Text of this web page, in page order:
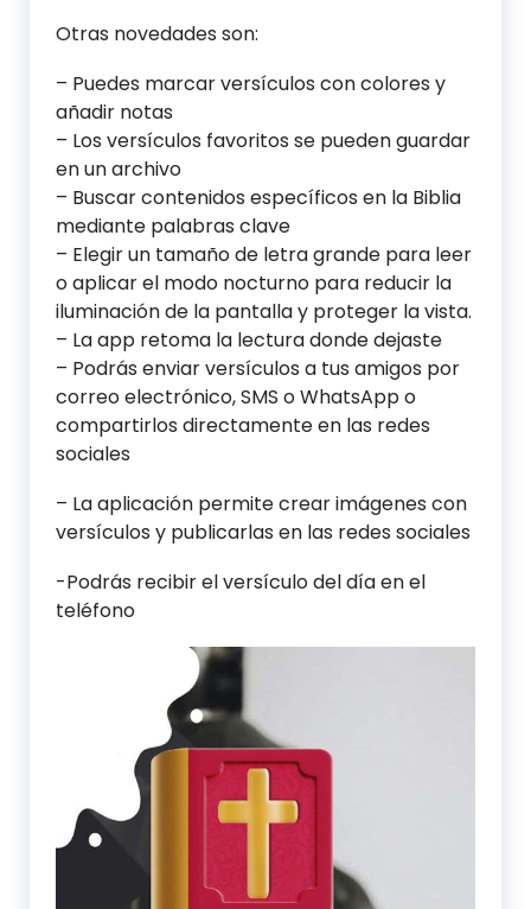
Otras novedades son:
– Puedes marcar versículos con colores y
añadir notas
– Los versículos favoritos se pueden guardar
en un archivo
– Buscar contenidos específicos en la Biblia
mediante palabras clave
– Elegir un tamaño de letra grande para leer
o aplicar el modo nocturno para reducir la
iluminación de la pantalla y proteger la vista.
– La app retoma la lectura donde dejaste
– Podrás enviar versículos a tus amigos por
correo electrónico, SMS o WhatsApp o
compartirlos directamente en las redes
sociales
– La aplicación permite crear imágenes con
versículos y publicarlas en las redes sociales
-Podrás recibir el versículo del día en el
teléfono